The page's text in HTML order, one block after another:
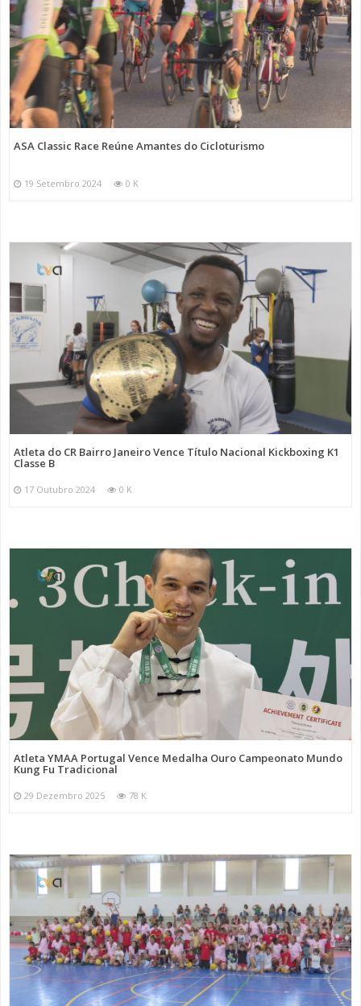
ASA Classic Race Reúne Amantes do Cicloturismo
19 Setembro 2024 0 K
Atleta do CR Bairro Janeiro Vence Título Nacional Kickboxing K1
Classe B
17 Outubro 2024 0 K
Atleta YMAA Portugal Vence Medalha Ouro Campeonato Mundo
Kung Fu Tradicional
29 Dezembro 2025 78 K